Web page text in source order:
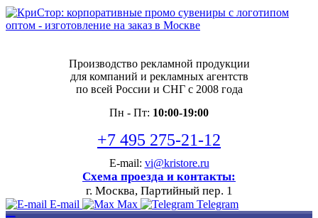
Производство рекламной продукции
для компаний и рекламных агентств
по всей России и СНГ с 2008 года
Пн - Пт: 10:00-19:00
+7 495 275-21-12
E-mail: vi@kristore.ru
Схема проезда и контакты:
г. Москва, Партийный пер. 1
E-mail Max Telegram